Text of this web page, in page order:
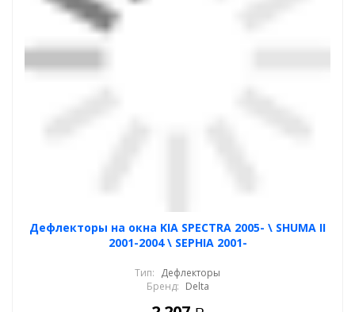
Дефлекторы на окна KIA SPECTRA 2005- \ SHUMA II
2001-2004 \ SEPHIA 2001-
Тип: Дефлекторы
Бренд: Delta